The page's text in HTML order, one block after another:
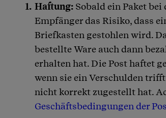
Haftung: Sobald ein Paket
Empfänger das Risiko, dass
Briefkasten gestohlen wird.
bestellte Ware auch dann
erhalten hat. Die Post haftet
wenn sie ein Verschulden
nicht korrekt zugestellt hat.
Geschäftsbedingungen der